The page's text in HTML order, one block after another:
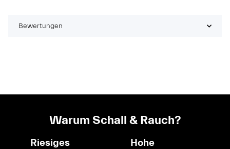
Bewertungen
Warum Schall & Rauch?
Riesiges
Hohe